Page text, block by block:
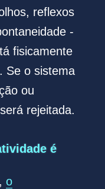
reflexos
-
fisicamente
Se o sistema
ou
rejeitada.
é
o